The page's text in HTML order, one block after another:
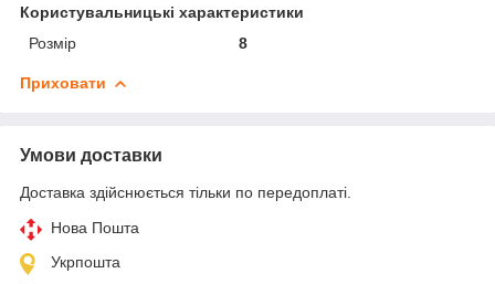
Користувальницькі характеристики
Розмір
8
Приховати
Умови доставки
Доставка здійснюється тільки по передоплаті.
Нова Пошта
Укрпошта